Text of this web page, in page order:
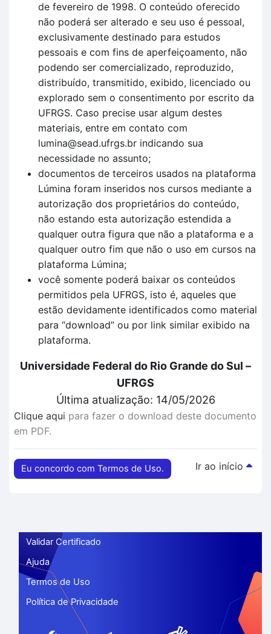
de fevereiro de 1998. O conteúdo oferecido
não poderá ser alterado e seu uso é pessoal,
exclusivamente destinado para estudos
pessoais e com fins de aperfeiçoamento, não
podendo ser comercializado, reproduzido,
distribuído, transmitido, exibido, licenciado ou
explorado sem o consentimento por escrito da
UFRGS. Caso precise usar algum destes
materiais, entre em contato com
lumina@sead.ufrgs.br indicando sua
necessidade no assunto;
documentos de terceiros usados na plataforma
Lúmina foram inseridos nos cursos mediante a
autorização dos proprietários do conteúdo,
não estando esta autorização estendida a
qualquer outra figura que não a plataforma e a
qualquer outro fim que não o uso em cursos na
plataforma Lúmina;
você somente poderá baixar os conteúdos
permitidos pela UFRGS, isto é, aqueles que
estão devidamente identificados como material
para “download” ou por link similar exibido na
plataforma.
Universidade Federal do Rio Grande do Sul –
UFRGS
Última atualização: 14/05/2026
Clique aqui para fazer o download deste documento
em PDF.
Eu concordo com Termos de Uso. Ir ao início
Validar Certificado
Ajuda
Termos de Uso
Política de Privacidade